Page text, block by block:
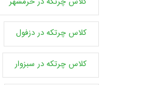
کلاس چرتکه در دزفول
کلاس چرتکه در سبزوار